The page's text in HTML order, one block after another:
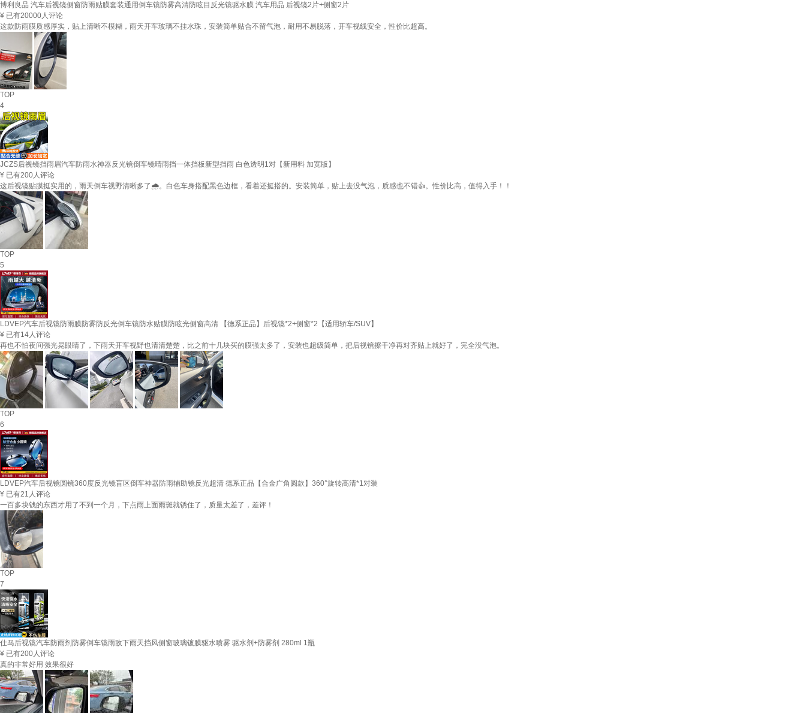
博利良品 汽车后视镜侧窗防雨贴膜套装通用倒车镜防雾高清防眩目反光镜驱水膜 汽车用品 后视镜2片+侧窗2片
¥ 已有20000人评论
这款防雨膜质感厚实，贴上清晰不模糊，雨天开车玻璃不挂水珠，安装简单贴合不留气泡，耐用不易脱落，开车视线安全，性价比超高。
TOP
4
JCZS后视镜挡雨眉汽车防雨水神器反光镜倒车镜晴雨挡一体挡板新型挡雨 白色透明1对【新用料 加宽版】
¥ 已有200人评论
这后视镜贴膜挺实用的，雨天倒车视野清晰多了🌧️。白色车身搭配黑色边框，看着还挺搭的。安装简单，贴上去没气泡，质感也不错👍。性价比高，值得入手！！
TOP
5
LDVEP汽车后视镜防雨膜防雾防反光倒车镜防水贴膜防眩光侧窗高清 【德系正品】后视镜*2+侧窗*2【适用轿车/SUV】
¥ 已有14人评论
再也不怕夜间强光晃眼睛了，下雨天开车视野也清清楚楚，比之前十几块买的膜强太多了，安装也超级简单，把后视镜擦干净再对齐贴上就好了，完全没气泡。
TOP
6
LDVEP汽车后视镜圆镜360度反光镜盲区倒车神器防雨辅助镜反光超清 德系正品【合金广角圆款】360°旋转高清*1对装
¥ 已有21人评论
一百多块钱的东西才用了不到一个月，下点雨上面雨斑就锈住了，质量太差了，差评！
TOP
7
仕马后视镜汽车防雨剂防雾倒车镜雨敌下雨天挡风侧窗玻璃镀膜驱水喷雾 驱水剂+防雾剂 280ml 1瓶
¥ 已有200人评论
真的非常好用 效果很好